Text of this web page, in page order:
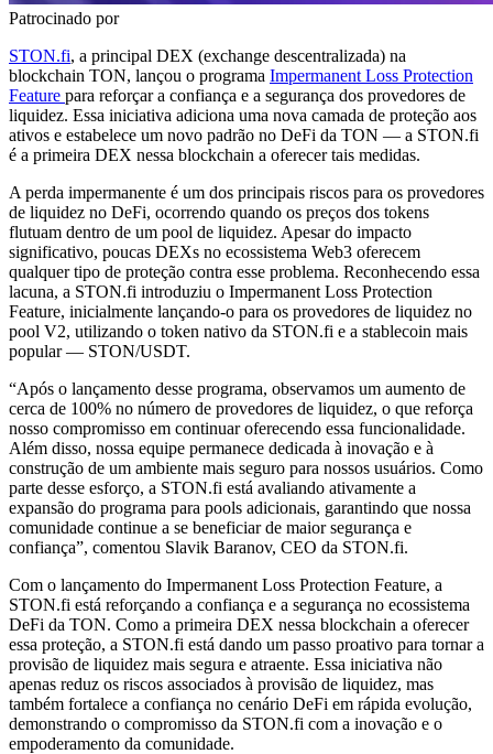
Patrocinado por
STON.fi, a principal DEX (exchange descentralizada) na
blockchain TON, lançou o programa Impermanent Loss Protection
Feature para reforçar a confiança e a segurança dos provedores de
liquidez. Essa iniciativa adiciona uma nova camada de proteção aos
ativos e estabelece um novo padrão no DeFi da TON — a STON.fi
é a primeira DEX nessa blockchain a oferecer tais medidas.
A perda impermanente é um dos principais riscos para os provedores
de liquidez no DeFi, ocorrendo quando os preços dos tokens
flutuam dentro de um pool de liquidez. Apesar do impacto
significativo, poucas DEXs no ecossistema Web3 oferecem
qualquer tipo de proteção contra esse problema. Reconhecendo essa
lacuna, a STON.fi introduziu o Impermanent Loss Protection
Feature, inicialmente lançando-o para os provedores de liquidez no
pool V2, utilizando o token nativo da STON.fi e a stablecoin mais
popular — STON/USDT.
“Após o lançamento desse programa, observamos um aumento de
cerca de 100% no número de provedores de liquidez, o que reforça
nosso compromisso em continuar oferecendo essa funcionalidade.
Além disso, nossa equipe permanece dedicada à inovação e à
construção de um ambiente mais seguro para nossos usuários. Como
parte desse esforço, a STON.fi está avaliando ativamente a
expansão do programa para pools adicionais, garantindo que nossa
comunidade continue a se beneficiar de maior segurança e
confiança”, comentou Slavik Baranov, CEO da STON.fi.
Com o lançamento do Impermanent Loss Protection Feature, a
STON.fi está reforçando a confiança e a segurança no ecossistema
DeFi da TON. Como a primeira DEX nessa blockchain a oferecer
essa proteção, a STON.fi está dando um passo proativo para tornar a
provisão de liquidez mais segura e atraente. Essa iniciativa não
apenas reduz os riscos associados à provisão de liquidez, mas
também fortalece a confiança no cenário DeFi em rápida evolução,
demonstrando o compromisso da STON.fi com a inovação e o
empoderamento da comunidade.